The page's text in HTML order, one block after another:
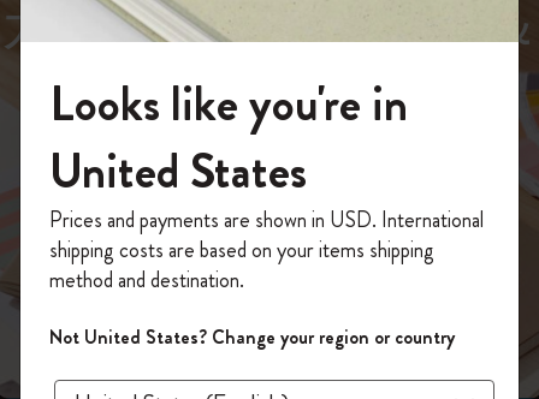
Sunglasses（リフレー
ム サングラス）
あなたにぴったりの一本を選ぼう
スライド表示1
スライド表示2
スライド表示3
スライド表示4
モレスキンの世界へようこそ
「WELCOME10」を入力すると、初回注
文が10%オフ＋送料無料になります。セ
ール・アウトレット品は適用外。
Moleskineアカウントを作成して限定オフ
ァーや会員特典、さらに多くのインスピ
レーションを手に入れましょう。
Looks like you're in
United States
Prices and payments are shown in USD. International
shipping costs are based on your items shipping
method and destination.
Not United States? Change your region or country